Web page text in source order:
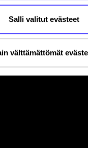
Salli valitut evästeet
välttämättömät